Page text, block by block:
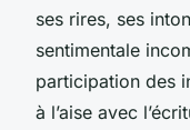
ses rires, ses
sentimentale
participation des
à l’aise avec